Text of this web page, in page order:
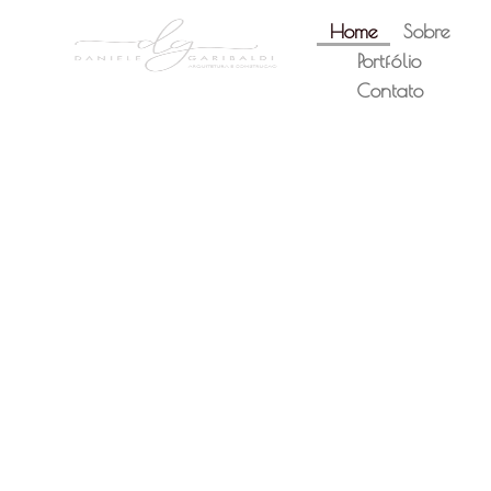
Home
Sobre
Portfólio
Contato